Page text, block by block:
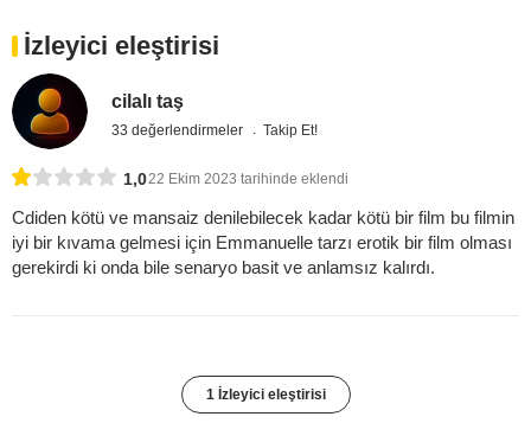
İzleyici eleştirisi
cilalı taş
33 değerlendirmeler Takip Et!
1,022 Ekim 2023 tarihinde eklendi
Cdiden kötü ve mansaiz denilebilecek kadar kötü bir film bu filmin
iyi bir kıvama gelmesi için Emmanuelle tarzı erotik bir film olması
gerekirdi ki onda bile senaryo basit ve anlamsız kalırdı.
1 İzleyici eleştirisi